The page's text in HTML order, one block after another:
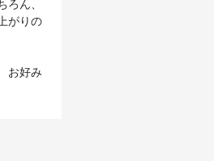
ろん、
がりの
お好み